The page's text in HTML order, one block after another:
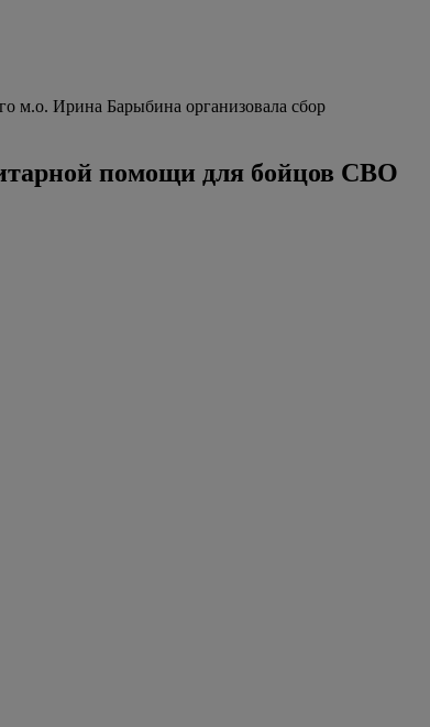
м.о. Ирина Барыбина организовала сбор
помощи для бойцов СВО